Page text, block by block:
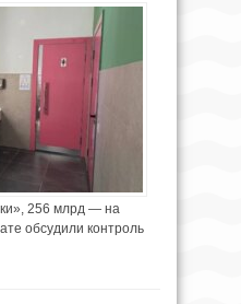
256 млрд — на
обсудили контроль